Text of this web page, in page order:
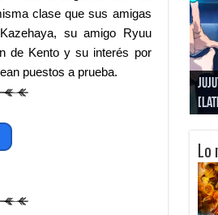
clase que sus amigas
su amigo Ryuu
de Kento y su interés por
puestos a prueba.
Lo